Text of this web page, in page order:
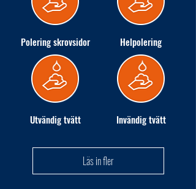
Polering skrovsidor Helpolering
Utvändig tvätt Invändig tvätt
Läs in fler